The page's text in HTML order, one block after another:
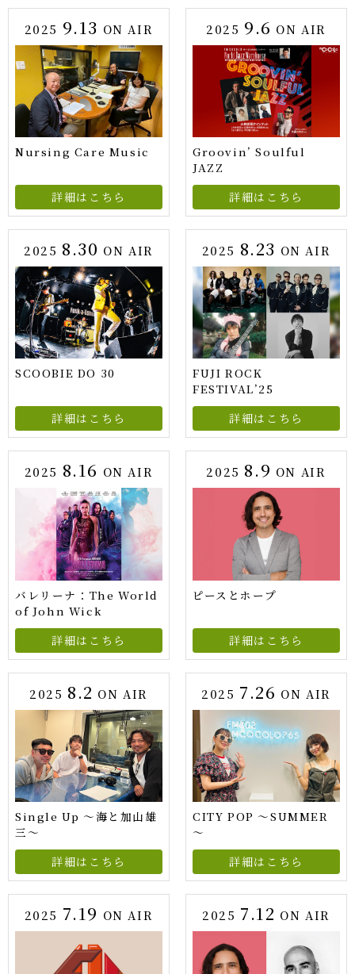
2025 9.13 ON AIR
Nursing Care Music
詳細はこちら
2025 9.6 ON AIR
Groovin’ Soulful
JAZZ
詳細はこちら
2025 8.30 ON AIR
SCOOBIE DO 30
詳細はこちら
2025 8.23 ON AIR
FUJI ROCK
FESTIVAL’25
詳細はこちら
2025 8.16 ON AIR
バレリーナ：The World
of John Wick
詳細はこちら
2025 8.9 ON AIR
ピースとホープ
詳細はこちら
2025 8.2 ON AIR
Single Up 〜海と加山雄
三〜
詳細はこちら
2025 7.26 ON AIR
CITY POP ～SUMMER
～
詳細はこちら
2025 7.19 ON AIR 2025 7.12 ON AIR